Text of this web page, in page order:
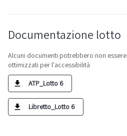
Documentazione lotto
Alcuni documenti potrebbero non essere
ottimizzati per l'accessibilità
ATP_Lotto 6
Libretto_Lotto 6